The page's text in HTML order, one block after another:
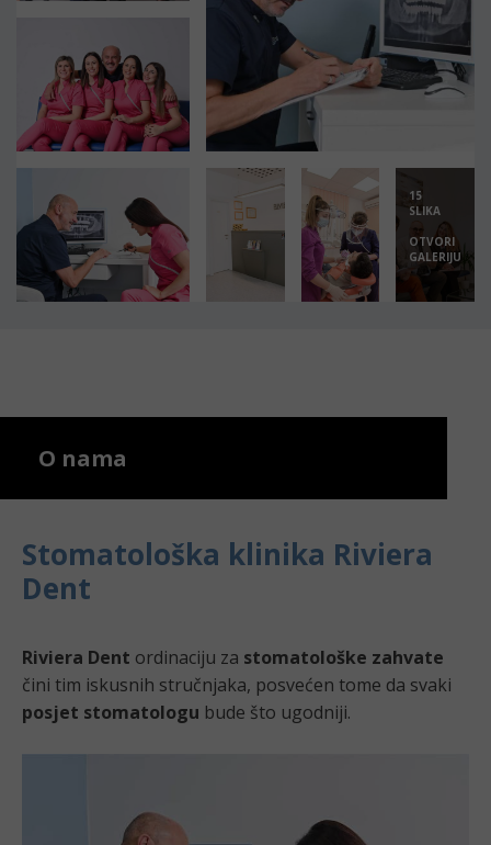
15
SLIKA
OTVORI
GALERIJU
O nama
Stomatološka klinika Riviera
Dent
Riviera Dent ordinaciju za stomatološke zahvate
čini tim iskusnih stručnjaka, posvećen tome da svaki
posjet stomatologu bude što ugodniji.